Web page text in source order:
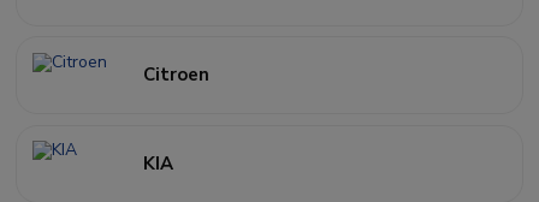
Citroen
KIA